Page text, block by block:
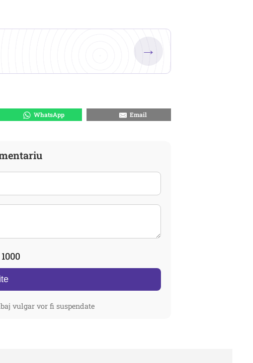
→
WhatsApp Email
vulgar vor fi suspendate